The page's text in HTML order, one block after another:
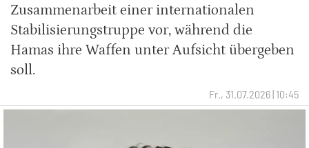
Zusammenarbeit einer internationalen
Stabilisierungstruppe vor, während die
Hamas ihre Waffen unter Aufsicht übergeben
soll.
Fr., 31.07.2026 | 10:45